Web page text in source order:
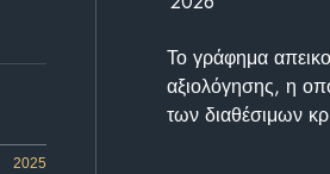
2025
Το γράφημα
αξιολόγησης, η
των διαθέσιμων